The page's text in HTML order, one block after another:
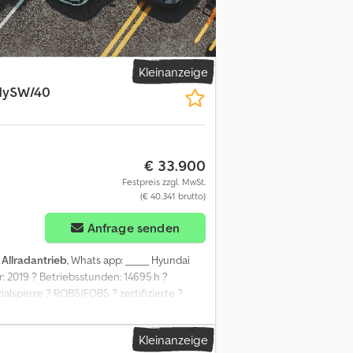
Ltr., Laderaumtrennwand durchgehend,
Markierungsleuchten seitlich,
mm, Schadstoffarm nach Abgasnorm
mit Warnanlage (Fahrerseite),
Stop-Anlage Motor, Vlies-Batterie 92
3,50 t ---- Leasing oder
möglich! Sprechen Sie uns gerne
Kleinanzeige
40
€ 33.900
Festpreis zzgl. MwSt.
(€ 40.341 brutto)
Anfrage senden
Allradantrieb, Whats app: _____ Hyundai
2019 ? Betriebsstunden: 14695 h ?
? ROBS/FOBS ? zertifizierte ?
? ESC ? Klima ? Scheibenbelüftung
40 km/h ? Radio ? Ges. Gewicht:
_____ You also can have the description
Kleinanzeige